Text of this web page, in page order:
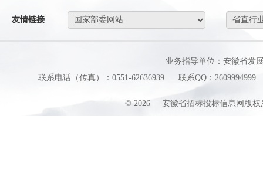
友情链接
业务指导单位：安徽省发
联系电话（传真）：0551-62636939
联系QQ：2609994999
© 2026 安徽省招标投标信息网版